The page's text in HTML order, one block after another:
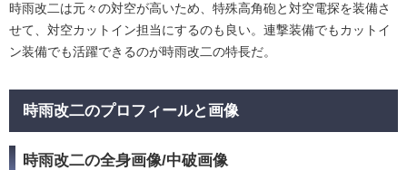
時雨改二は元々の対空が高いため、特殊高角砲と対空電探を装備さ
せて、対空カットイン担当にするのも良い。連撃装備でもカットイ
ン装備でも活躍できるのが時雨改二の特長だ。
時雨改二のプロフィールと画像
時雨改二の全身画像/中破画像